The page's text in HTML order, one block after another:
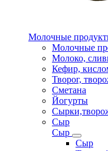
Молочные
Молочные
Молоко,
Кефир,
Творог,
Сметана
Йогурты
Сыр
Сыр
Сыр